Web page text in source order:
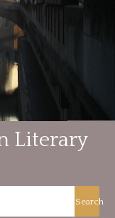
Literary
Search